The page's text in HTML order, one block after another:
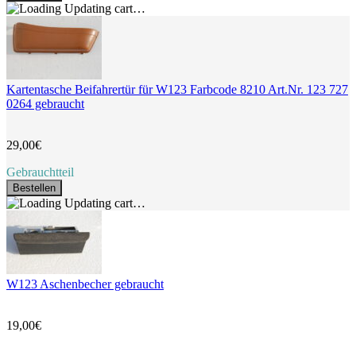
Updating cart…
Kartentasche Beifahrertür für W123 Farbcode 8210 Art.Nr. 123 727
0264 gebraucht
29,00€
Gebrauchtteil
Bestellen
Updating cart…
W123 Aschenbecher gebraucht
19,00€